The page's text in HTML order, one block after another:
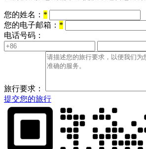
您的姓名： *
您的电子邮箱： *
电话号码：
旅行要求：
提交您的旅行